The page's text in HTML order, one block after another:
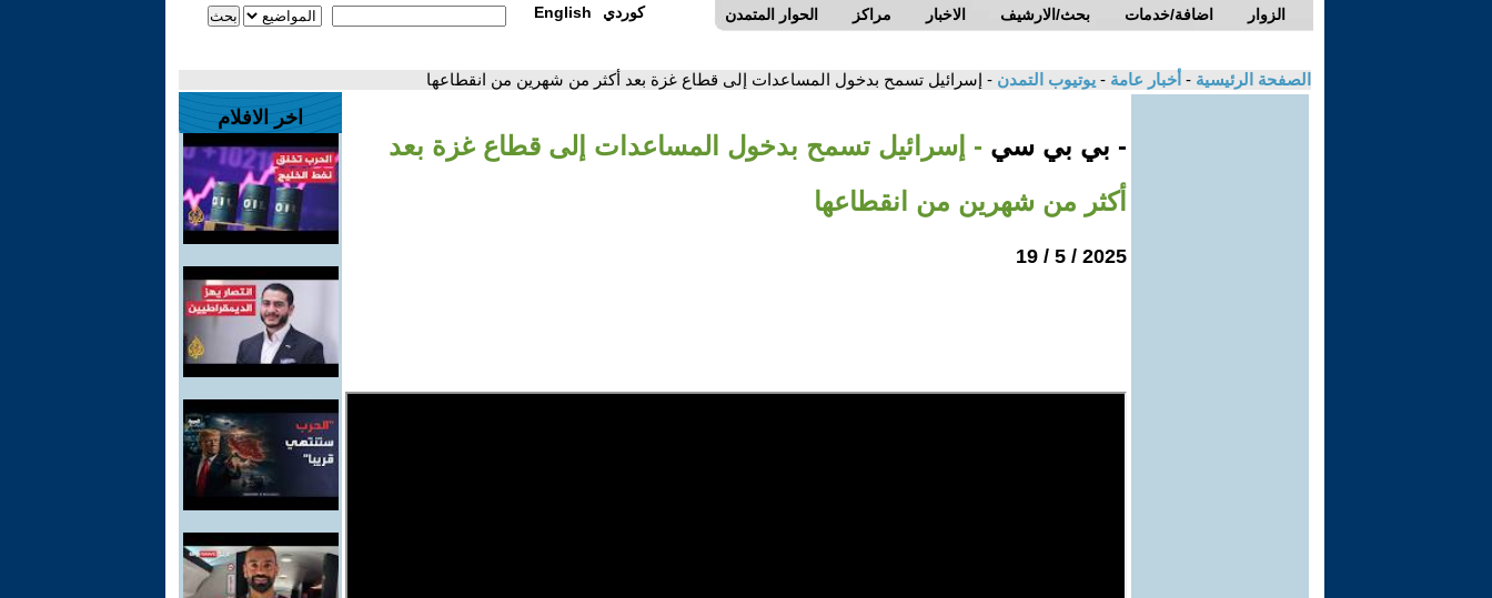
الحوار المتمدن مراكز الاخبار بحث/الارشيف اضافة/خدمات الزوار English كوردي
الصفحة الرئيسية - أخبار عامة - يوتيوب التمدن - إسرائيل تسمح بدخول المساعدات إلى قطاع غزة بعد أكثر من شهرين من انقطاعها
- بي بي سي - إسرائيل تسمح بدخول المساعدات إلى قطاع غزة بعد
أكثر من شهرين من انقطاعها
2025 / 5 / 19
اخر الافلام